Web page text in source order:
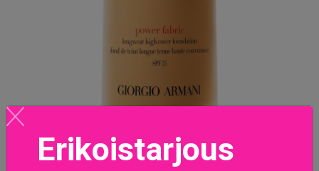
Power Fabric Foundation 8.75
Erikoistarjous